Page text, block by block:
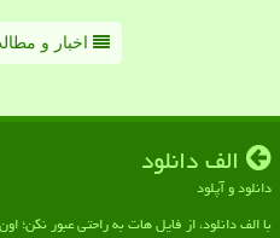
اخبار و
الف دانلود
دانلود و آپلود
با الف دانلود، از فایل هات به راحتی عبور